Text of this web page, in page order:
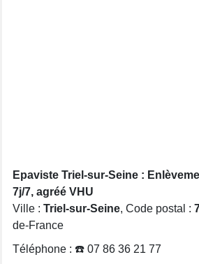
Epaviste Triel-sur-Seine :
7j/7, agréé VHU
Ville : Triel-sur-Seine, Code postal :
de-France
Téléphone : ☎️ 07 86 36 21 77